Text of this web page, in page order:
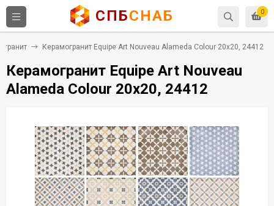
0
СПБСНАБ
Керамогранит Equipe Art Nouveau Alameda Colour 20x20, 24412
Керамогранит Equipe Art Nouveau
Alameda Colour 20x20, 24412